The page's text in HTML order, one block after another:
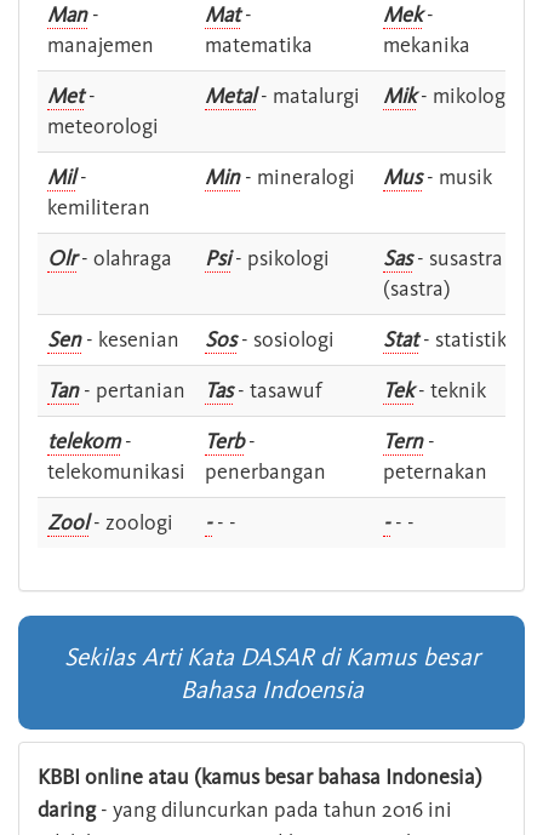
Man-
manajemen
Mat-
matematika
Mek-
mekanika
Met-
meteorologi
Metal- matalurgi Mik- mikologi
Mil-
kemiliteran
Min- mineralogi Mus- musik
Olr- olahraga Psi- psikologi Sas- susastra -
(sastra)
Sen- kesenian Sos- sosiologi Stat- statistik
Tan- pertanian Tas- tasawuf Tek- teknik
telekom-
telekomunikasi
Terb-
penerbangan
Tern-
peternakan
Zool- zoologi -- - -- -
Sekilas Arti Kata DASAR di Kamus besar
Bahasa Indoensia
KBBI online atau (kamus besar bahasa Indonesia)
daring- yang diluncurkan pada tahun 2016 ini